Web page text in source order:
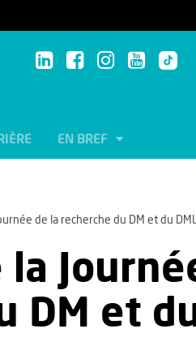
EN BREF
de la recherche du DM et du
la
DM et